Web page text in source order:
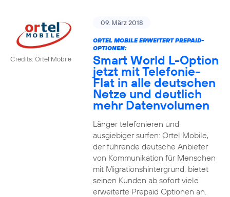
Credits: Ortel Mobile
09. März 2018
ORTEL MOBILE ERWEITERT PREPAID-
OPTIONEN:
Smart World L-Option
jetzt mit Telefonie-
Flat in alle deutschen
Netze und deutlich
mehr Datenvolumen
Länger telefonieren und
ausgiebiger surfen: Ortel Mobile,
der führende deutsche Anbieter
von Kommunikation für Menschen
mit Migrationshintergrund, bietet
seinen Kunden ab sofort viele
erweiterte Prepaid Optionen an.